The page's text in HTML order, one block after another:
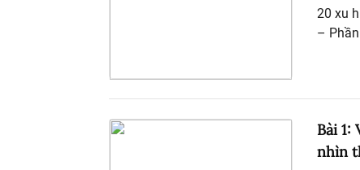
20 xu
–
Bài
nhìn